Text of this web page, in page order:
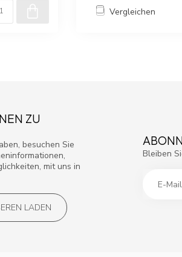
Vergleichen
ZU
besuchen Sie
mit uns in
LADEN
Bleiben